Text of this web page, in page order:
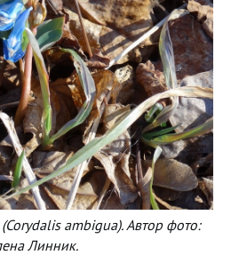
ambigua). Автор фото:
Линник.